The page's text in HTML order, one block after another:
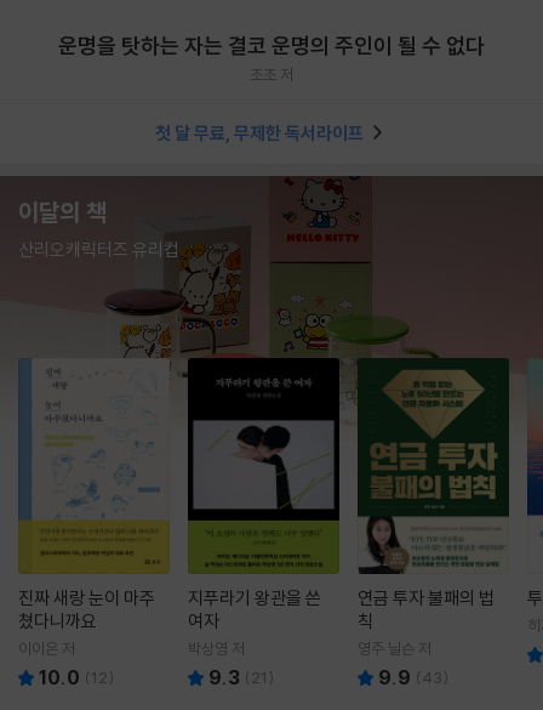
운명을 탓하는 자는 결코 운명의 주인이 될 수 없다
조조 저
첫 달 무료, 무제한 독서라이프
이달의 책
산리오캐릭터즈 유리컵
진짜 새랑 눈이 마주
쳤다니까요
이이은 저
10.0 (12)
지푸라기 왕관을 쓴
여자
박상영 저
9.3 ( 21 )
연금 투자 불패의 법
칙
영주 닐슨 저
9.9 (43)